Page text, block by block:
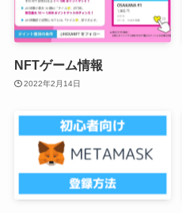
NFTゲーム情報
2022年2月14日